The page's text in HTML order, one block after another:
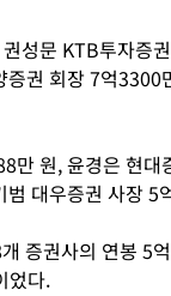
성문 KTB투자증
권 회장 7억3300
만 원, 윤경은 현
대우증권 사장 5
증권사의 연봉 5
었다.